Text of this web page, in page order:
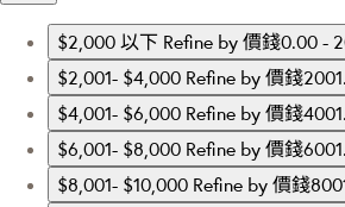
$2,000 以下 Refine by 價錢0.00 -
$2,001- $4,000 Refine by 價錢
$4,001- $6,000 Refine by 價錢
$6,001- $8,000 Refine by 價錢
$8,001- $10,000 Refine by 價錢